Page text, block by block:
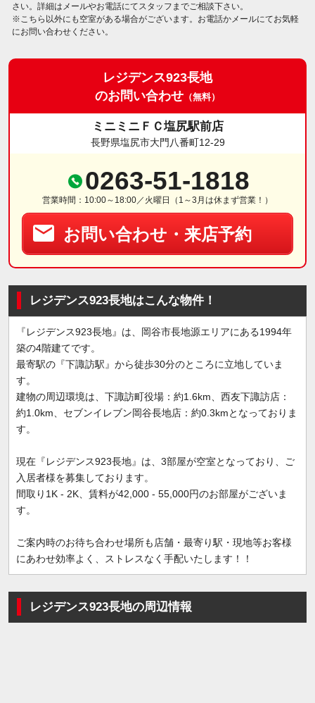
さい。詳細はメールやお電話にてスタッフまでご相談下さい。
※こちら以外にも空室がある場合がございます。お電話かメールにてお気軽
にお問い合わせください。
レジデンス923長地
のお問い合わせ （無料）
ミニミニＦＣ塩尻駅前店
長野県塩尻市大門八番町12-29
0263-51-1818
営業時間：10:00～18:00／火曜日（1～3月は休まず営業！）
お問い合わせ・来店予約
レジデンス923長地はこんな物件！
『レジデンス923長地』は、岡谷市長地源エリアにある1994年
築の4階建てです。
最寄駅の『下諏訪駅』から徒歩30分のところに立地していま
す。
建物の周辺環境は、下諏訪町役場：約1.6km、西友下諏訪店：
約1.0km、セブンイレブン岡谷長地店：約0.3kmとなっておりま
す。
現在『レジデンス923長地』は、3部屋が空室となっており、ご
入居者様を募集しております。
間取り1K - 2K、賃料が42,000 - 55,000円のお部屋がございま
す。
ご案内時のお待ち合わせ場所も店舗・最寄り駅・現地等お客様
にあわせ効率よく、ストレスなく手配いたします！！
レジデンス923長地の周辺情報